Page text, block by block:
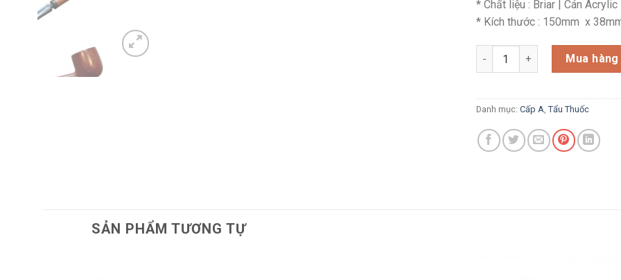
* Chất liệu : Briar | Cán Acrylic
* Kích thước : 150mm x
A554_ Tẩu Vauen DrPerl Inter
Mua hàng
Danh mục: Cấp A, Tẩu Thuốc
SẢN PHẨM TƯƠNG TỰ